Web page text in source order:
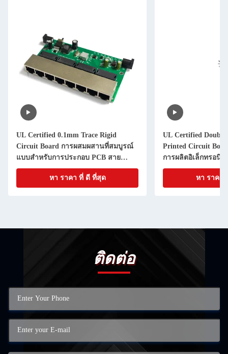
UL Certified 0.1mm Trace Rigid
Circuit Board การผสมผสานที่สมบูรณ์
แบบสําหรับการประกอบ PCB สาย
ละเอียด
หา ราคา ที่ ดี ที่สุด
UL Certified Double
Printed Circuit
การผลิตอิเล็กทรอนิก
หา ราคา
ติดต่อ